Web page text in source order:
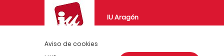
Aviso de cookies
IU Aragón